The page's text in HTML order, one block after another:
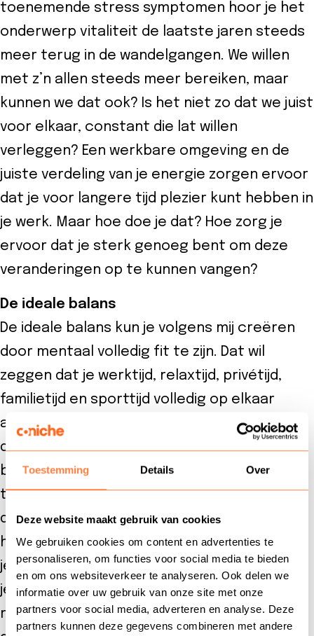
Toestemming Details Over
Deze website maakt gebruik van cookies
We gebruiken cookies om content en advertenties te
personaliseren, om functies voor social media te bieden
en om ons websiteverkeer te analyseren. Ook delen we
informatie over uw gebruik van onze site met onze
partners voor social media, adverteren en analyse. Deze
partners kunnen deze gegevens combineren met andere
toenemende stress symptomen hoor je het
onderwerp vitaliteit de laatste jaren steeds
meer terug in de wandelgangen. We willen
met z’n allen steeds meer bereiken, maar
kunnen we dat ook? Is het niet zo dat we juist
voor elkaar, constant die lat willen
verleggen? Een werkbare omgeving en de
juiste verdeling van je energie zorgen ervoor
dat je voor langere tijd plezier kunt hebben in
je werk. Maar hoe doe je dat? Hoe zorg je
ervoor dat je sterk genoeg bent om deze
veranderingen op te kunnen vangen?
De ideale balans
De ideale balans kun je volgens mij creëren
door mentaal volledig fit te zijn. Dat wil
zeggen dat je werktijd, relaxtijd, privétijd,
familietijd en sporttijd volledig op elkaar
afgestemd zijn. Ik merk om me heen dat men
door de hoge werkdruk moeite heeft om de
balans tussen bovenstaande onderdelen
terug te vinden. Ik wil natuurlijk niet zeggen
dat hard werken niet goed voor je is, maar
het is van belang om de ideale balans voor
jezelf helder te krijgen. Op het moment dat
je bijvoorbeeld weinig tot geen
relaxmomenten hebt, word je fitheid met de